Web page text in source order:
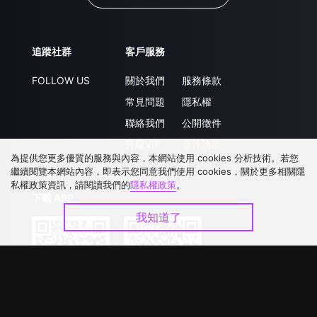
追蹤社群
FOLLOW US
客戶服務
關於我們
常見問題
聯絡我們
服務條款
隱私權
公開徵件
為提供您更多優質的服務與內容，本網站使用 cookies 分析技術。若您
繼續閱覽本網站內容，即表示您同意我們使用 cookies，關於更多相關隱
私權政策資訊，請閱讀我們的隱私權政策。
我知道了